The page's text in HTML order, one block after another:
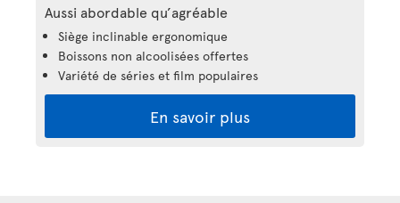
Aussi abordable qu’agréable
Siège inclinable ergonomique
Boissons non alcoolisées offertes
Variété de séries et film populaires
En savoir plus